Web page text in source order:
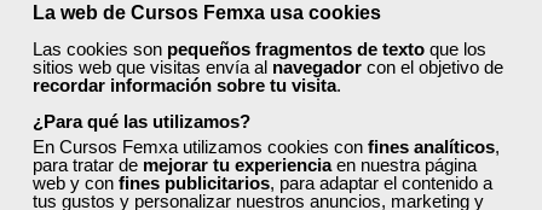
La web de Cursos Femxa usa cookies
Las cookies son pequeños fragmentos de texto que los
sitios web que visitas envía al navegador con el objetivo de
recordar información sobre tu visita.
¿Para qué las utilizamos?
En Cursos Femxa utilizamos cookies con fines analíticos,
para tratar de mejorar tu experienciaen nuestra página
web y con fines publicitarios, para adaptar el contenido a
tus gustos y personalizar nuestros anuncios, marketing y